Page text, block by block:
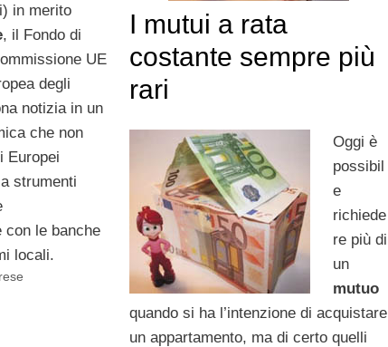
in merito
, il Fondo di
UE
degli
notizia in un
che non
Europei
strumenti
con le banche
locali.
I mutui a rata
costante sempre più
rari
Oggi è
possibil
e
richiede
re più di
un
mutuo
quando si ha l’intenzione di acquistare
un appartamento, ma di certo quelli